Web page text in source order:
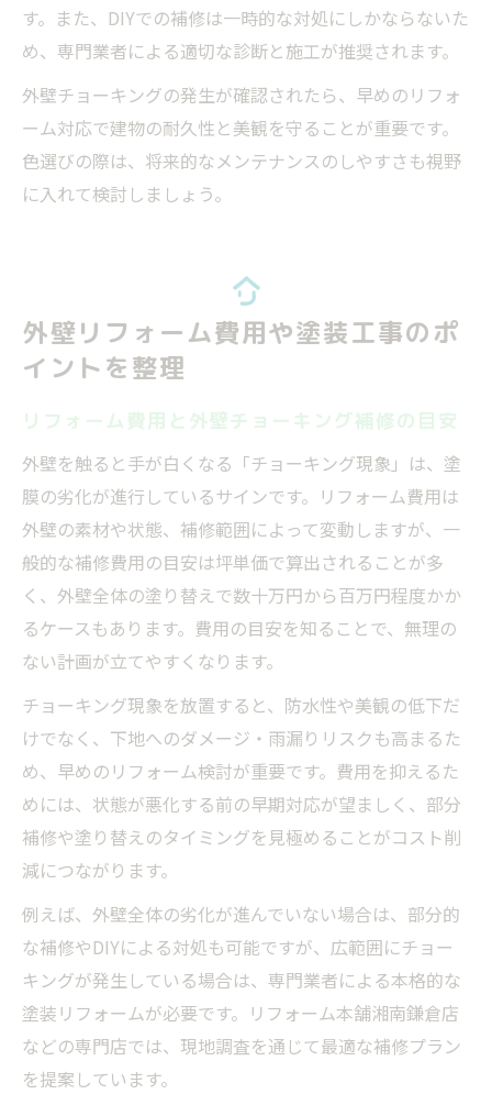
す。また、DIYでの補修は一時的な対処にしかならないた
め、専門業者による適切な診断と施工が推奨されます。
外壁チョーキングの発生が確認されたら、早めのリフォ
ーム対応で建物の耐久性と美観を守ることが重要です。
色選びの際は、将来的なメンテナンスのしやすさも視野
に入れて検討しましょう。
外壁リフォーム費用や塗装工事のポ
イントを整理
リフォーム費用と外壁チョーキング補修の目安
外壁を触ると手が白くなる「チョーキング現象」は、塗
膜の劣化が進行しているサインです。リフォーム費用は
外壁の素材や状態、補修範囲によって変動しますが、一
般的な補修費用の目安は坪単価で算出されることが多
く、外壁全体の塗り替えで数十万円から百万円程度かか
るケースもあります。費用の目安を知ることで、無理の
ない計画が立てやすくなります。
チョーキング現象を放置すると、防水性や美観の低下だ
けでなく、下地へのダメージ・雨漏りリスクも高まるた
め、早めのリフォーム検討が重要です。費用を抑えるた
めには、状態が悪化する前の早期対応が望ましく、部分
補修や塗り替えのタイミングを見極めることがコスト削
減につながります。
例えば、外壁全体の劣化が進んでいない場合は、部分的
な補修やDIYによる対処も可能ですが、広範囲にチョー
キングが発生している場合は、専門業者による本格的な
塗装リフォームが必要です。リフォーム本舗湘南鎌倉店
などの専門店では、現地調査を通じて最適な補修プラン
を提案しています。